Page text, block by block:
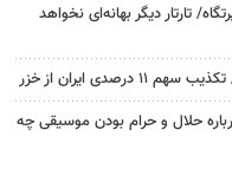
تارتار دیگر بهانه‌ای نخواهد
ایران از خزر
حلال و حرام بودن موسیقی چه